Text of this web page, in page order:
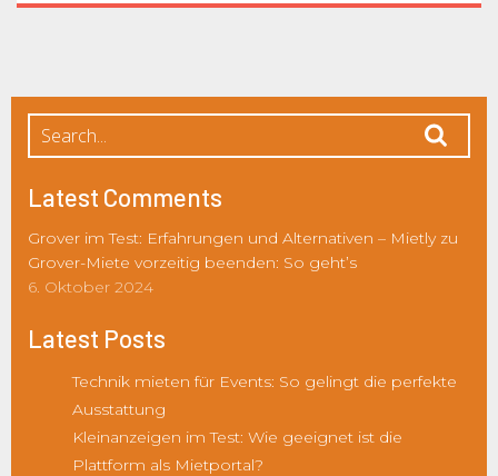
Latest Comments
Grover im Test: Erfahrungen und Alternativen – Mietlyzu
Grover-Miete vorzeitig beenden: So geht’s
6. Oktober 2024
Latest Posts
Technik mieten für Events: So gelingt die perfekte
Ausstattung
Kleinanzeigen im Test: Wie geeignet ist die
Plattform als Mietportal?